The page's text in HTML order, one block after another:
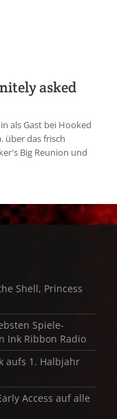
asked
als Gast bei Hooked
über das frisch
Big Reunion und
Shell, Princess
Spiele-
Ink Ribbon Radio
aufs 1. Halbjahr
Access auf alle